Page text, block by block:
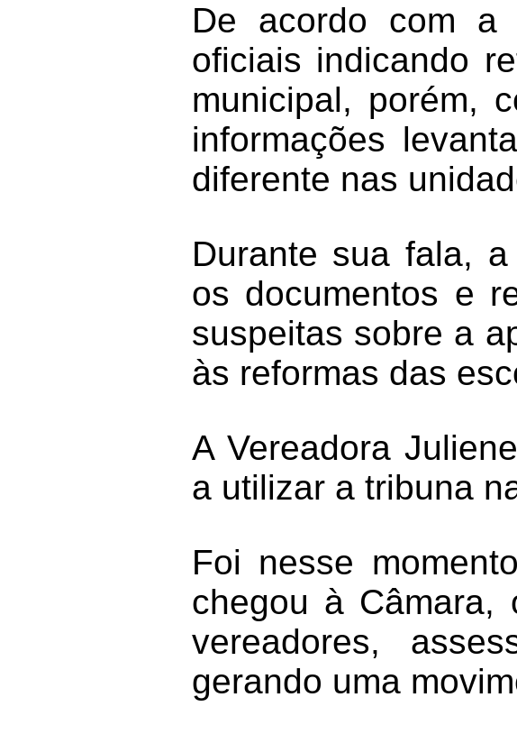
De acordo com a
oficiais indicando
municipal, porém,
informações
diferente nas
Durante sua fala,
os documentos e
suspeitas sobre a
às reformas das
A Vereadora
a utilizar a tribuna
Foi nesse
chegou à Câmara,
vereadores,
gerando uma